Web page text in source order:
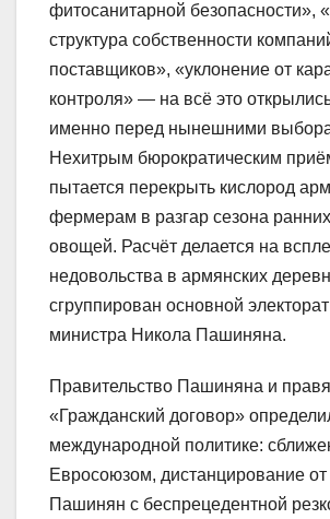
фитосанитарной безопасности»,
структура собственности
поставщиков», «уклонение от
контроля» — на всё это
именно перед нынешними
Нехитрым бюрократическим
пытается перекрыть кислород
фермерам в разгар сезона
овощей. Расчёт делается на
недовольства в армянских
сгруппирован основной
министра Никола Пашиняна.
Правительство Пашиняна и
«Гражданский договор»
международной политике:
Евросоюзом, дистанцирование
Пашинян с беспрецедентной